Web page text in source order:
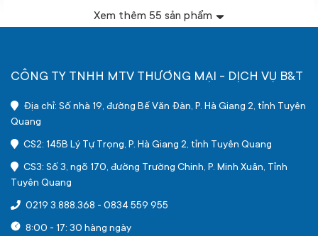
Xem thêm55 sản phẩm
CÔNG TY TNHH MTV THƯƠNG MẠI - DỊCH VỤ B&T
Địa chỉ: Số nhà 19, đường Bế Văn Đàn, P. Hà Giang 2, tỉnh Tuyên
Quang
CS2: 145B Lý Tự Trọng, P. Hà Giang 2, tỉnh Tuyên Quang
CS3: Số 3, ngõ 170, đường Trường Chinh, P. Minh Xuân, Tỉnh
Tuyên Quang
0219 3.888.368 - 0834 559 955
8:00 - 17: 30 hàng ngày